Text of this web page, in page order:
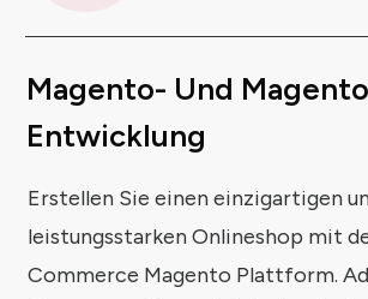
Magento- Und
Entwicklung
Erstellen Sie einen einzigartigen
leistungsstarken Onlineshop mit
Commerce Magento Plattform.